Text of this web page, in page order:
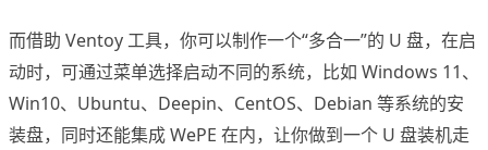
而借助 Ventoy 工具，你可以制作一个“多合一”的 U 盘，在启
动时，可通过菜单选择启动不同的系统，比如 Windows 11、
Win10、Ubuntu、Deepin、CentOS、Debian 等系统的安
装盘，同时还能集成 WePE 在内，让你做到一个 U 盘装机走